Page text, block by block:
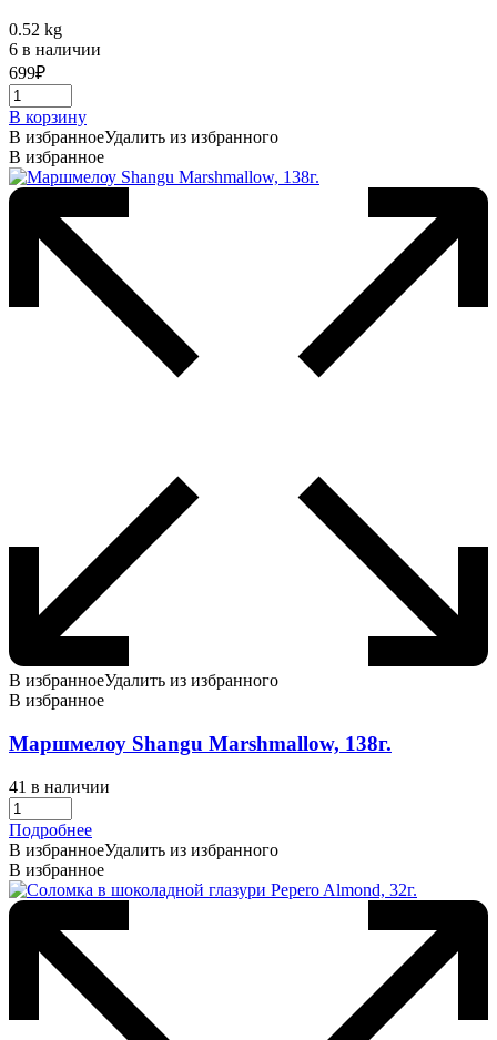
0.52 kg
6 в наличии
699₽
В корзину
В избранноеУдалить из избранного
В избранное
В избранноеУдалить из избранного
В избранное
Маршмелоу Shangu Marshmallow, 138г.
41 в наличии
Подробнее
В избранноеУдалить из избранного
В избранное